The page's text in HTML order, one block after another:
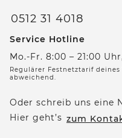
0512 31 4018
Service Hotline
Mo.-Fr. 8:00 – 21:00
Regulärer Festnetztarif
abweichend.
Oder schreib uns eine
Hier geht’s zum